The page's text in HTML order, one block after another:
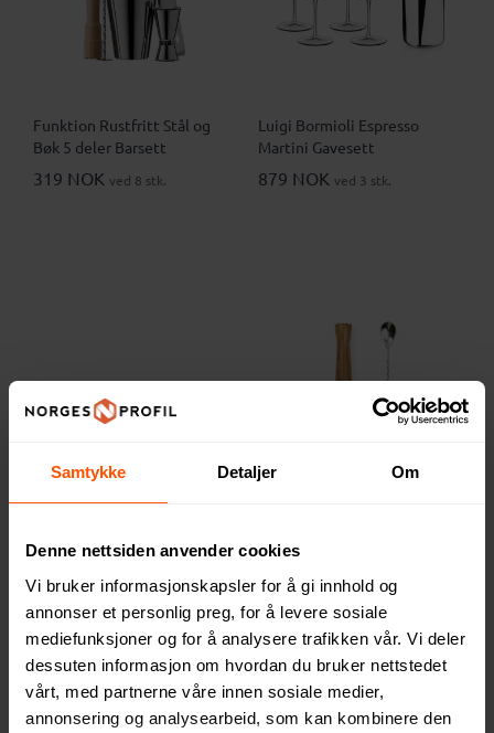
Samtykke Detaljer Om
Denne nettsiden anvender cookies
Vi bruker informasjonskapsler for å gi innhold og
annonser et personlig preg, for å levere sosiale
mediefunksjoner og for å analysere trafikken vår. Vi deler
dessuten informasjon om hvordan du bruker nettstedet
vårt, med partnerne våre innen sosiale medier,
annonsering og analysearbeid, som kan kombinere den
Funktion Rustfritt Stål og
Bøk 5 deler Barsett
319 NOK ved 8 stk.
Luigi Bormioli Espresso
Martini Gavesett
879 NOK ved 3 stk.
Gavesett
999 NOKved 3 stk.
Drinksett
269 NOKved 50 stk.